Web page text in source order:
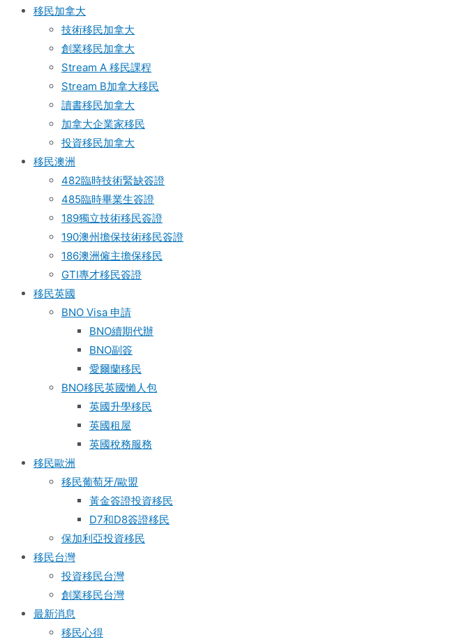
移民加拿大
技術移民加拿大
創業移民加拿大
Stream A 移民課程
Stream B加拿大移民
讀書移民加拿大
加拿大企業家移民
投資移民加拿大
移民澳洲
482臨時技術緊缺簽證
485臨時畢業生簽證
189獨立技術移民簽證
190澳州擔保技術移民簽證
186澳洲僱主擔保移民
GTI專才移民簽證
移民英國
BNO Visa 申請
BNO續期代辦
BNO副簽
愛爾蘭移民
BNO移民英國懶人包
英國升學移民
英國租屋
英國稅務服務​
移民歐洲
移民葡萄牙/歐盟
黃金簽證投資移民
D7和D8簽證移民
保加利亞投資移民
移民台灣
投資移民台灣
創業移民台灣
最新消息
移民心得